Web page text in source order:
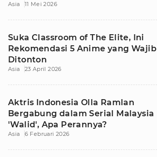
Asia 11 Mei 2026
Suka Classroom of The Elite, Ini
Rekomendasi 5 Anime yang Wajib
Ditonton
Asia 23 April 2026
Aktris Indonesia Olla Ramlan
Bergabung dalam Serial Malaysia
'Walid', Apa Perannya?
Asia 6 Februari 2026